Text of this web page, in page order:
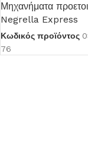
Μηχανήματα
Negrella Express
Κωδικός προϊόντος
76